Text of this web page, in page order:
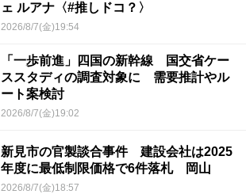
ェ ルアナ〈#推しドコ？〉
2026/8/7(金)19:54
「一歩前進」四国の新幹線 国交省ケー
ススタディの調査対象に 需要推計やル
ート案検討
2026/8/7(金)19:02
新見市の官製談合事件 建設会社は2025
年度に最低制限価格で6件落札 岡山
2026/8/7(金)18:57